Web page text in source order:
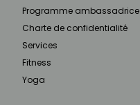
Programme ambassadrice
Charte de confidentialité
Services
Fitness
Yoga